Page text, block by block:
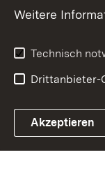
Link
Weitere
Technisch
Drittanbieter-
Akzeptieren